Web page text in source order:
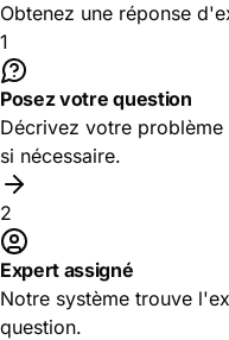
Obtenez une réponse
1
Posez votre question
Décrivez votre
si nécessaire.
2
Expert assigné
Notre système trouve
question.